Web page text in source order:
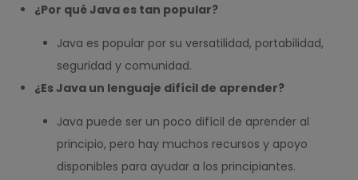
¿Por qué Java es tan popular?
Java es popular por su versatilidad, portabilidad,
seguridad y comunidad.
¿Es Java un lenguaje difícil de aprender?
Java puede ser un poco difícil de aprender al
principio, pero hay muchos recursos y apoyo
disponibles para ayudar a los principiantes.